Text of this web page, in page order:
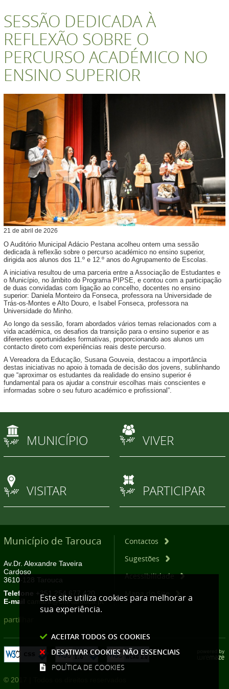
SESSÃO DEDICADA À
REFLEXÃO SOBRE O
PERCURSO ACADÉMICO NO
ENSINO SUPERIOR
21 de abril de 2026
O Auditório Municipal Adácio Pestana acolheu ontem uma sessão
dedicada à reflexão sobre o percurso académico no ensino superior,
dirigida aos alunos dos 11.º e 12.º anos do Agrupamento de Escolas.
A iniciativa resultou de uma parceria entre a Associação de Estudantes e
o Município, no âmbito do Programa PIPSE, e contou com a participação
de duas convidadas com ligação ao concelho, docentes no ensino
superior: Daniela Monteiro da Fonseca, professora na Universidade de
Trás-os-Montes e Alto Douro, e Isabel Fonseca, professora na
Universidade do Minho.
Ao longo da sessão, foram abordados vários temas relacionados com a
vida académica, os desafios da transição para o ensino superior e as
diferentes oportunidades formativas, proporcionando aos alunos um
contacto direto com experiências reais deste percurso.
A Vereadora da Educação, Susana Gouveia, destacou a importância
destas iniciativas no apoio à tomada de decisão dos jovens, sublinhando
que “aproximar os estudantes da realidade do ensino superior é
fundamental para os ajudar a construir escolhas mais conscientes e
informadas sobre o seu futuro académico e profissional”.
MUNICÍPIO VIVER
VISITAR PARTICIPAR
Município de Tarouca
Av.Dr. Alexandre Taveira
Cardoso
3610-128 Tarouca
Telefone +351 254 677 420
E-mail
camara@cm-tarouca.pt
Contactos
Sugestões
Acessibilidade
Mapa do Site
partilhar
© 2017 | Todos os direitos reservados
Este site utiliza cookies para melhorar a
sua experiência.
ACEITAR TODOS OS COOKIES
DESATIVAR COOKIES NÃO ESSENCIAIS
POLÍTICA DE COOKIES